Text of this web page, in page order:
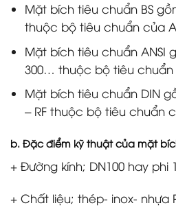
Mặt bích tiêu chuẩn BS
thuộc bộ tiêu chuẩn của
Mặt bích tiêu chuẩn ANSI
300… thuộc bộ tiêu chuẩn
Mặt bích tiêu chuẩn DIN
– RF thuộc bộ tiêu chuẩn
b. Đặc điểm kỹ thuật của mặt
+ Đường kính; DN100 hay phi
+ Chất liệu; thép- inox- nhựa